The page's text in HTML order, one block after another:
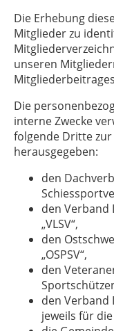
Die Erhebung
Mitglieder zu
unseren
Die
interne Zwecke
folgende Dritte zur
herausgegeben:
den
den Verband
„VLSV“,
den
„OSPSV“,
den
Sportschützen
den Verband
jeweils für